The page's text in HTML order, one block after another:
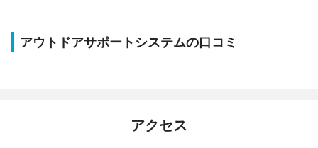
アウトドアサポートシステムの口コミ
アクセス